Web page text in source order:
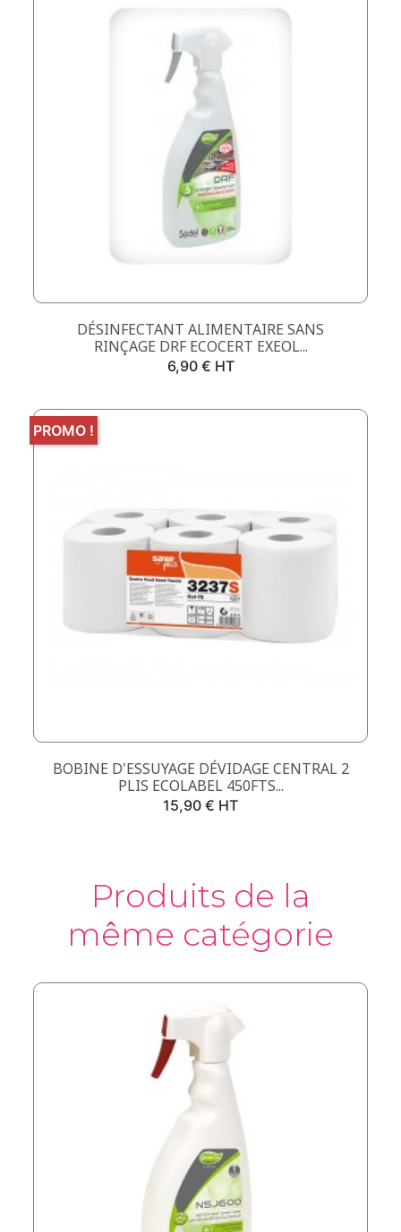
DÉSINFECTANT ALIMENTAIRE SANS
RINÇAGE DRF ECOCERT EXEOL...
Prix
6,90 € HT
BOBINE D'ESSUYAGE DÉVIDAGE CENTRAL 2
PLIS ECOLABEL 450FTS...
Prix
15,90 € HT
PROMO !
Produits de la
même catégorie